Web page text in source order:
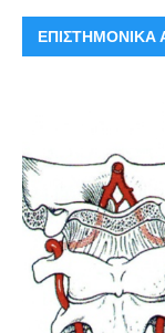
ΕΠΙΣΤΗΜΟΝΙΚΑ